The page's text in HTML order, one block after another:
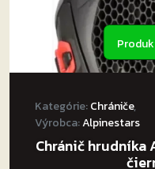
Kategórie:Chrániče,
Výrobca:Alpinestars
Chránič